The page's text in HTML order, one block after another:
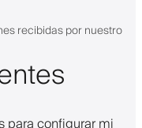
offering a great booking
recibidas por nuestro